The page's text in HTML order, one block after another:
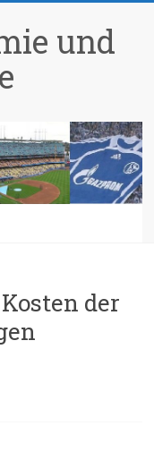
und
der